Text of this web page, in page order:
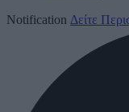
Notification Δείτε